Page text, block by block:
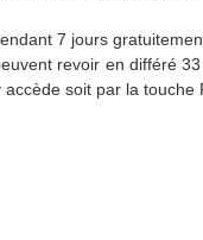
7 jours
revoir en différé
accède soit par la